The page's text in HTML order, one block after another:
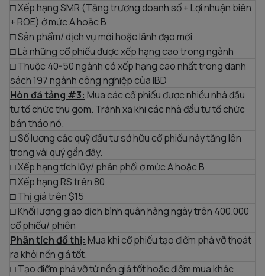
□ Xếp hạng SMR (Tăng trưởng doanh số + Lợi nhuận biên
+ ROE) ở mức A hoặc B
□ Sản phẩm/ dịch vụ mới hoặc lãnh đạo mới
□ Là những cổ phiếu được xếp hạng cao trong ngành
□ Thuộc 40-50 ngành có xếp hạng cao nhất trong danh
sách 197 ngành công nghiệp của IBD
Hòn đá tảng #3: Mua các cổ phiếu được nhiều nhà đầu
tư tổ chức thu gom. Tránh xa khi các nhà đầu tư tổ chức
bán tháo nó.
□ Số lượng các quỹ đầu tư sở hữu cổ phiếu này tăng lên
trong vài quý gần đây.
□ Xếp hạng tích lũy/ phân phối ở mức A hoặc B
□ Xếp hạng RS trên 80
□ Thị giá trên $15
□ Khối lượng giao dịch bình quân hàng ngày trên 400.000
cổ phiếu/ phiên
Phân tích đồ thị: Mua khi cổ phiếu tạo điểm phá vỡ thoát
ra khỏi nền giá tốt.
□ Tạo điểm phá vỡ từ nền giá tốt hoặc điểm mua khác